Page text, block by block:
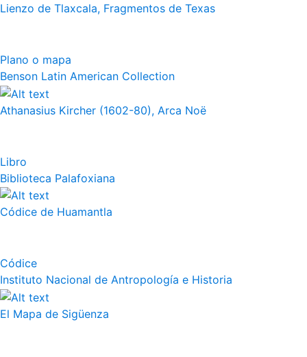
Lienzo de Tlaxcala, Fragmentos de Texas
Plano o mapa
Benson Latin American Collection
Athanasius Kircher (1602-80), Arca Noë
Libro
Biblioteca Palafoxiana
Códice de Huamantla
Códice
Instituto Nacional de Antropología e Historia
El Mapa de Sigüenza